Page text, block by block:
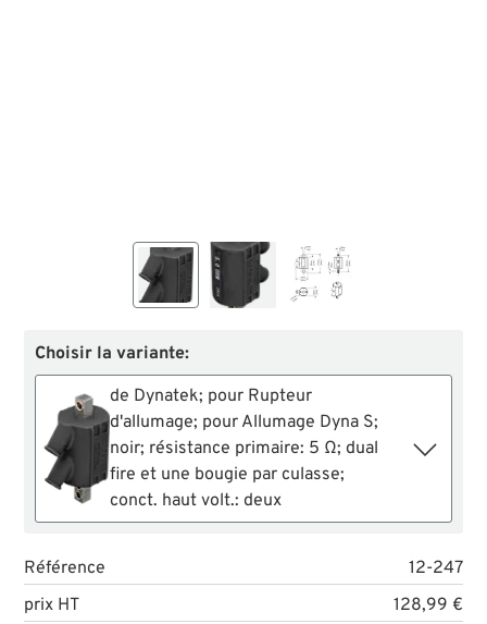
Choisir la variante:
de Dynatek; pour Rupteur
d'allumage; pour Allumage Dyna S;
noir; résistance primaire: 5 Ω; dual
fire et une bougie par culasse;
conct. haut volt.: deux
Référence
12-247
prix HT
128,99 €